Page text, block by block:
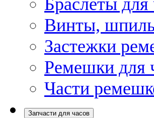
Винты,
Застежки
Ремешки для
Части
Запчасти для часов